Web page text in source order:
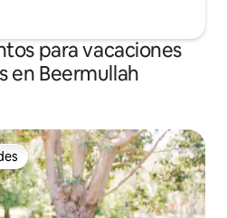
para vacaciones
en Beermullah
preferido